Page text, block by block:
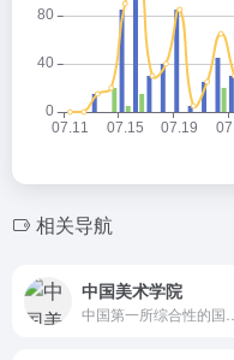
相关导航
中国美术学院